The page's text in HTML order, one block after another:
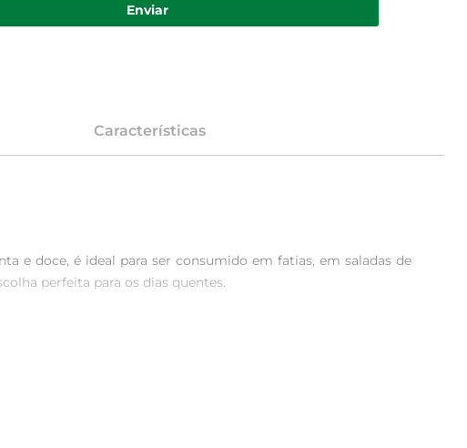
Enviar
Características
e doce, é ideal para ser consumido em fatias, em saladas de
perfeita para os dias quentes.
indica sua maturação ideal. A polpa é de um tom amarelo